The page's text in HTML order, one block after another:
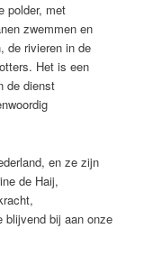
polder, met
zwemmen en
de rivieren in de
Het is een
de dienst
en ze zijn
de Haij,
blijvend bij aan onze